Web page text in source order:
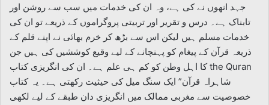
جہد انھوں نے کی ہے، وہ ان کی خدمات میں سب سے روشن اور
تابناک ہے۔ درس و تقریر اور تربیتی پروگراموں کے ذریعے تو ان کی
خدمات مسلم ہیں لیکن اس سے بڑھ کر خرم بھائی نے اپنے قلم کے
ذریعہ قرآن کے پیغام کو پہنچانے کے لیے وقیع کوششیں کی ہیں جن
کا اہل وطن کو کم ہی علم ہے۔ ان کی انگریزی کتاب the Quran
شاہراہ قرآن” ایک سنگ میل کی حیثیت رکھتی ہے۔ یہ کتاب
خصوصیت سے مغربی ممالک میں انگریزی دان طبقے کے لیے لکھی